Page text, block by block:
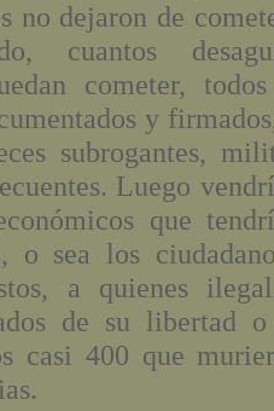
no dejaron de
cuantos
cometer, todos
y
subrogantes,
Luego
que
o sea los
a quienes
de su libertad
casi 400 que